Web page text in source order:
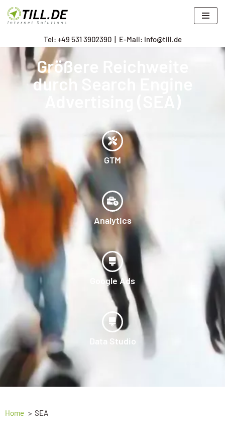
Zum
springen
Tel: +49 531 3902390| E-Mail: info@till.de
Größere Reichweite
durch Search Engine
GTM
Analytics
Google Ads
Data Studio
Home SEA